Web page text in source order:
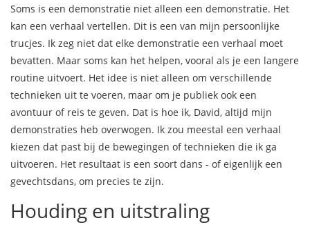
Soms is een demonstratie niet alleen een demonstratie. Het
kan een verhaal vertellen. Dit is een van mijn persoonlijke
trucjes. Ik zeg niet dat elke demonstratie een verhaal moet
bevatten. Maar soms kan het helpen, vooral als je een langere
routine uitvoert. Het idee is niet alleen om verschillende
technieken uit te voeren, maar om je publiek ook een
avontuur of reis te geven. Dat is hoe ik, David, altijd mijn
demonstraties heb overwogen. Ik zou meestal een verhaal
kiezen dat past bij de bewegingen of technieken die ik ga
uitvoeren. Het resultaat is een soort dans - of eigenlijk een
gevechtsdans, om precies te zijn.
Houding en uitstraling